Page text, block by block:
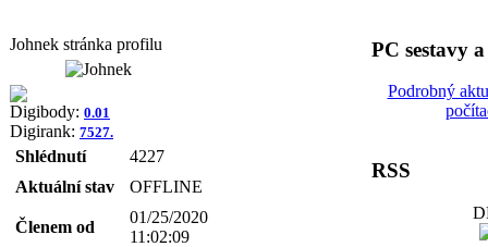
Johnek stránka profilu
Digibody: 0.01
Digirank: 7527.
Shlédnutí
4227
Aktuální stav
OFFLINE
Členem od
01/25/2020
11:02:09
PC sestavy
Podrobný
RSS